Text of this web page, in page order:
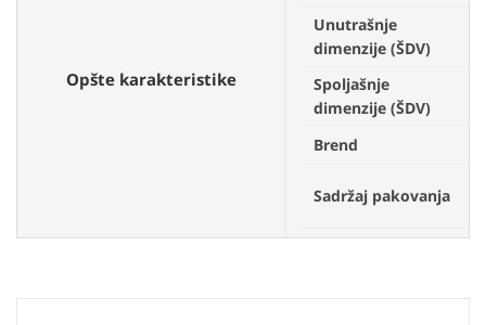
Opšte karakteristike
Unutrašnje
dimenzije (ŠDV)
Spoljašnje
dimenzije (ŠDV)
Brend
Sadržaj pakovanja